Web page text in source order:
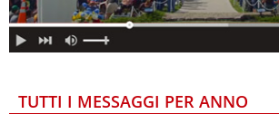
TUTTI I MESSAGGI PER ANNO